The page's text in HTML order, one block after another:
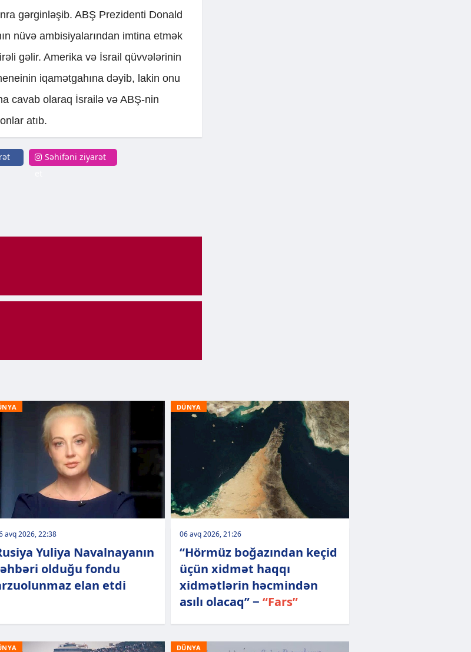
gərginləşib. ABŞ Prezidenti Donald
nüvə ambisiyalarından imtina etmək
gəlir. Amerika və İsrail qüvvələrinin
iqamətgahına dəyib, lakin onu
cavab olaraq İsrailə və ABŞ-nin
atıb.
Səhifəni ziyarət
avq 2026, 22:38
Yuliya Navalnayanın
olduğu fondu
elan etdi
DÜNYA
06 avq 2026, 21:26
“Hörmüz boğazından keçid
üçün xidmət haqqı
xidmətlərin həcmindən
asılı olacaq” − “Fars”
DÜNYA